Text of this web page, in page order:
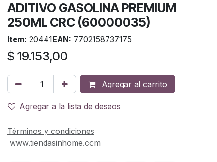
ADITIVO GASOLINA PREMIUM
250ML CRC (60000035)
Item: 20441EAN: 7702158737175
$ 19.153,00
Agregar al carrito
Agregar a la lista de deseos
Términos y condiciones
www.tiendasinhome.com